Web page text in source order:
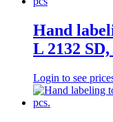
Hand
L 2132
Login to see